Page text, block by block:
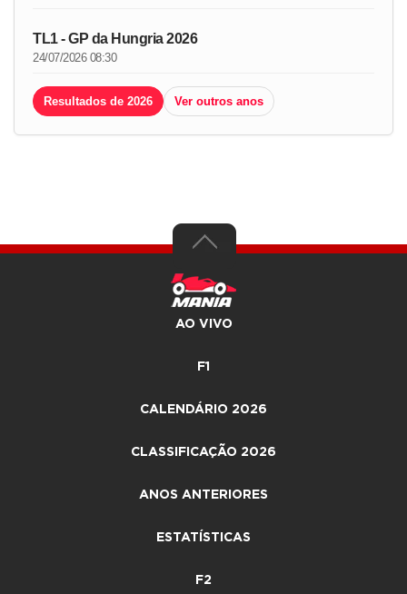
TL1 - GP da Hungria 2026
24/07/2026 08:30
Resultados de 2026 Ver outros anos
AO VIVO
F1
CALENDÁRIO 2026
CLASSIFICAÇÃO 2026
ANOS ANTERIORES
ESTATÍSTICAS
F2